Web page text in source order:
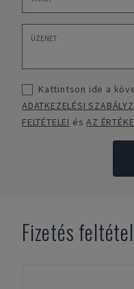
Kattintson ide a
ADATKEZELÉSI
FELTÉTELEI ésAZ
Fizetés